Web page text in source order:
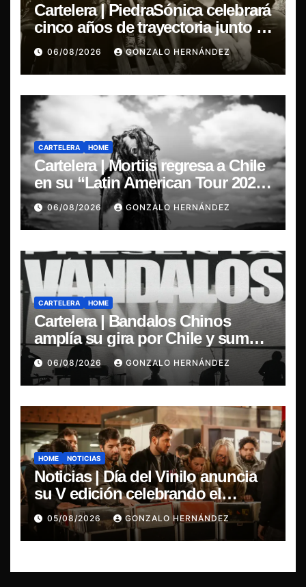
Cartelera | PiedraSónica celebrará
cinco años de trayectoria junto a
The Ganjas en el Bar de René
06/08/2026 GONZALO HERNÁNDEZ
CARTELERA HOME
Cartelera | Mortiis regresa a Chile
en su “Latin American Tour 2026”
y exclusivo show en Sala RBX
06/08/2026 GONZALO HERNÁNDEZ
CARTELERA HOME
Cartelera | Bandalos Chinos
amplía su gira por Chile y suma
concierto en Concepción
06/08/2026 GONZALO HERNÁNDEZ
HOME NOTICIAS
Noticias | Día del Vinilo anuncia
su V edición celebrando el
regreso del 7″ fabricado en Chile
05/08/2026 GONZALO HERNÁNDEZ